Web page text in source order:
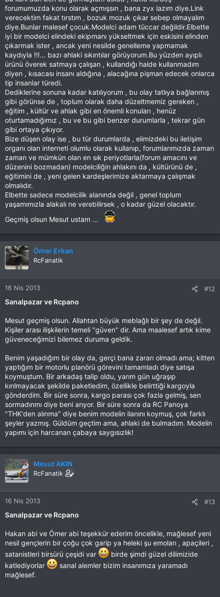
forumumuzda konu olarak açmışsın , bana zyx lazım diye.Link
verecektim fakat tırstım , bozuk mozuk çıkar sebep olmayalım
diye.Bunlar malesef çocuk.Modelci adam tüccar değildir.Elbette
iyi bir modelci elindeki ekipmanı yükseltmek için eskisini elinden
çıkarmak ister , ancak yeni nesilde genelleme yapmamak
kaydıyla !!!... bazı ahlaki sıkıntılar görüyorum.Bu yüzden ayıplı
ürünü överek satmaya çalışan , kullandığı halde kullanmadım
diyen , kısacası insanı aldığına , alacağına pişman edecek onlarca
tip insanlar türedi.
Dediklerine sonuna kadar katılıyorum , bu olay tatlıya bağlanmış
gibi görünse de , toplum olarak daha düzeltmemiz gereken ,
eğitim , kültür ve ahlak gibi en önemli konuları , henüz
oturtamadığımız , bu ve bu gibi benzer durumlarla , tekrar gün
gibi ortaya çıkıyor.
Bize düşen olay ise , bu tür durumlarda , elimizdeki bu iletişim
organı olan interneti olumlu olarak kullanıp, forumlarımızda zaman
zaman ve mümkün olan en sık periyotlarla(forum amacını ve
düzenini bozmadan) modelciliğin ahlakını da , kültürünü de ,
eğitimini de , yeni gelen kardeşlerimize aktarmaya çalışmak
olmalıdır.
Elbette sadece modelcilik alanında değil , genel toplum
yaşamımızla alakalı ne verebilirsek , o kadar güzel olacaktır.
Geçmiş olsun Mesut ustam ...
Ömer Erkan
RcFanatik
16 Nis 2013 #12
Sanalpazar ve Rcpano
Mesut geçmiş olsun. Allahtan büyük meblağlı bir şey de değil.
Kişiler arası ilişkilerin temeli "güven" dir. Ama maalesef artık kime
güveneceğimizi bilemez duruma geldik.
Benim yaşadığım bir olay da, gerçi bana zararı olmadı ama; kitten
yaptığım bir motorlu planörü görevini tamamladı diye satışa
koymuştum. Bir arkadaş talip oldu, yarım gün uğraşıp
kırılmayacak şekilde paketledim, özellikle belirttiği kargoyla
gönderdim. Bir süre sonra, kargo parası çok fazla gelmiş, sen
sormadınmı diye beni arıyor. Bir süre sonra da RC Panoya
"THK'den alınma" diye benim modelin ilanını koymuş, çok farklı
şeyler yazmış. Güldüm geçtim ama, ahlaki de bulmadım. Modelin
yapımı için harcanan çabaya saygısızlık!
Mesut AKIN
RcFanatik
16 Nis 2013 #13
Sanalpazar ve Rcpano
Hakan abi ve Ömer abi teşekkür ederim öncelikle, mağlesef yeni
nesil gençlerin bir çoğu çok garip ya heleki şu emoları , apaçileri ,
satanistleri birsürü çeşidi var
birde şimdi güzel dilimizide
katlediyorlar
sanal alemler bizim insanımıza yaramadı
mağlesef.